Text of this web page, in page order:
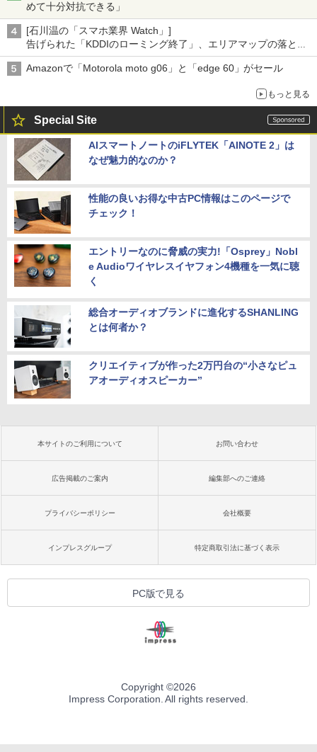
めて十分対抗できる」
[石川温の「スマホ業界 Watch」]
告げられた「KDDIのローミング終了」、エリアマップの落とし
穴と楽天モバイルの課題
Amazonで「Motorola moto g06」と「edge 60」がセール
もっと見る
Special Site
AIスマートノートのiFLYTEK「AINOTE 2」は
なぜ魅力的なのか？
性能の良いお得な中古PC情報はこのページで
チェック！
エントリーなのに脅威の実力!「Osprey」Nobl
e Audioワイヤレスイヤフォン4機種を一気に聴
く
総合オーディオブランドに進化するSHANLING
とは何者か？
クリエイティブが作った2万円台の“小さなピュ
アオーディオスピーカー”
本サイトのご利用について お問い合わせ
広告掲載のご案内 編集部へのご連絡
プライバシーポリシー 会社概要
インプレスグループ 特定商取引法に基づく表示
PC版で見る
Copyright ©2026
Impress Corporation. All rights reserved.